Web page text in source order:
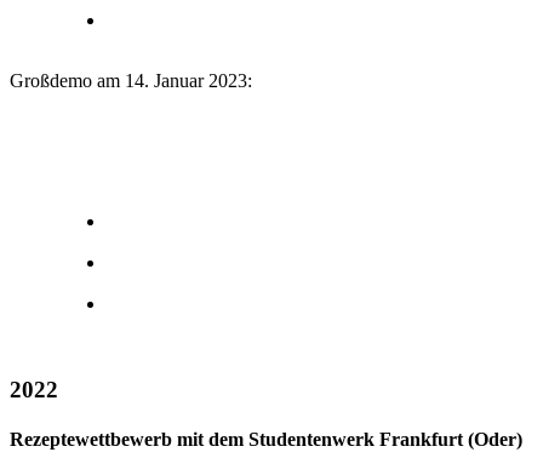
Großdemo am 14. Januar 2023:
2022
Rezeptewettbewerb mit dem Studentenwerk Frankfurt (Oder)